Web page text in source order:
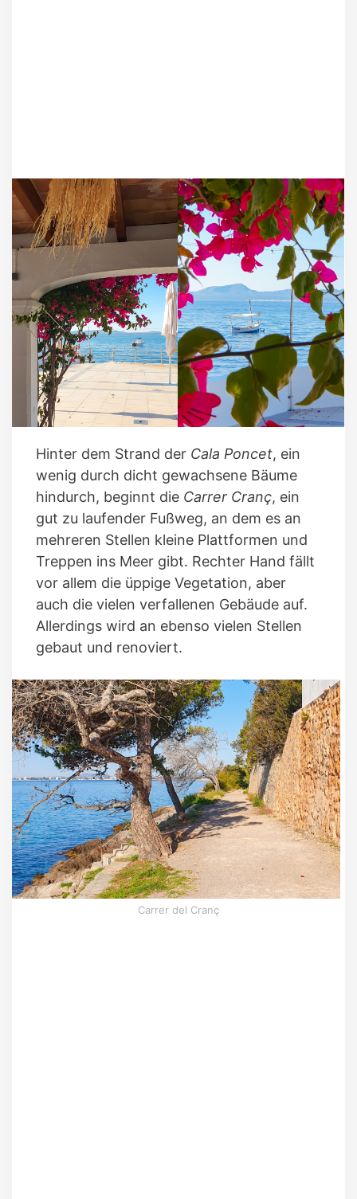
Hinter dem Strand der Cala Poncet, ein
wenig durch dicht gewachsene Bäume
hindurch, beginnt die Carrer Cranç, ein
gut zu laufender Fußweg, an dem es an
mehreren Stellen kleine Plattformen und
Treppen ins Meer gibt. Rechter Hand fällt
vor allem die üppige Vegetation, aber
auch die vielen verfallenen Gebäude auf.
Allerdings wird an ebenso vielen Stellen
gebaut und renoviert.
Carrer del Cranç